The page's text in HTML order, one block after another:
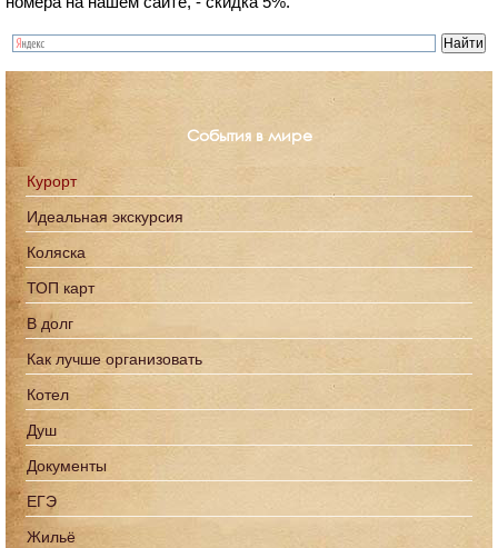
События в мире
Курорт
Идеальная экскурсия
Коляска
ТОП карт
В долг
Как лучше организовать
Котел
Душ
Документы
ЕГЭ
Жильё